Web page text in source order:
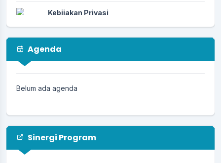
Kebijakan Privasi
23 Juni 2025
PENCEGAHAN PENIPUAN AKTIVASI
17 Juni 2025
Agenda
Belum ada agenda
Sinergi Program